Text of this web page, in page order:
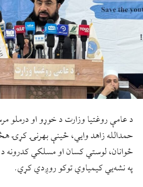
د عامې روغتیا وزارت د خوړو او درملو
حمدالله زاهد وايي، ځینې بهرنۍ کړۍ
ځوانان، لوستي کسان او مسلکي کدرونه د
په نشه‌یي کیمیاوي توکو روږدي کړي.